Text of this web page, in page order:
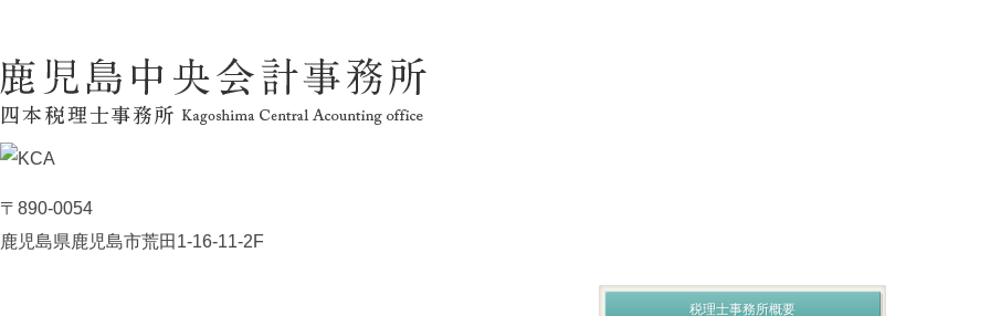
〒890-0054
鹿児島県鹿児島市荒田1-16-11-2F
税理士事務所概要